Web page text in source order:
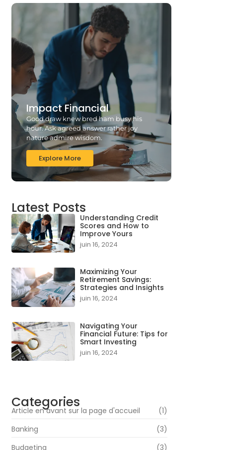
Impact Financial
Good draw knew bred ham busy his
hour. Ask agreed answer rather joy
nature admire wisdom.
Explore More
Latest Posts
Understanding Credit
Scores and How to
Improve Yours
juin 16, 2024
Maximizing Your
Retirement Savings:
Strategies and Insights
juin 16, 2024
Navigating Your
Financial Future: Tips for
Smart Investing
juin 16, 2024
Categories
Article en avant sur la page d'accueil
(1)
Banking
(3)
Budgeting
(3)